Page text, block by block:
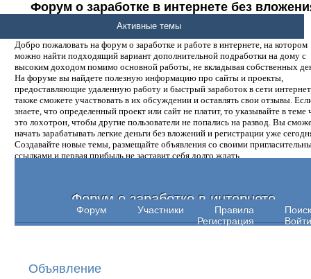
Форум о заработке в интернете без
денег.
Добро пожаловать на форум о заработке и работе в интернете, на котором
можно найти подходящий вариант дополнительной подработки на дому с
высоким доходом помимо основной работы, не вкладывая собственных
На форуме вы найдете полезную информацию про сайты и проекты,
предоставляющие удаленную работу и быстрый заработок в сети
также сможете участвовать в их обсуждении и оставлять свои отзывы.
знаете, что определенный проект или сайт не платит, то указывайте в теме
это лохотрон, чтобы другие пользователи не попались на развод. Вы
начать зарабатывать легкие деньги без вложений и регистрации уже
Создавайте новые темы, размещайте объявления со своими
ссылками и первая прибыль не заставит себя долго ждать.
Форум о заработке в интернете
Форум Участники Правила
Поиск
Регистрация
Войти
Активные темы
Объявление